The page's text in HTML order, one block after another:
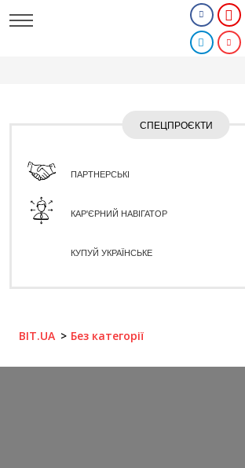
СПЕЦПРОЄКТИ
ПАРТНЕРСЬКІ
КАР'ЄРНИЙ НАВІГАТОР
КУПУЙ УКРАЇНСЬКЕ
BIT.UA Без категорії